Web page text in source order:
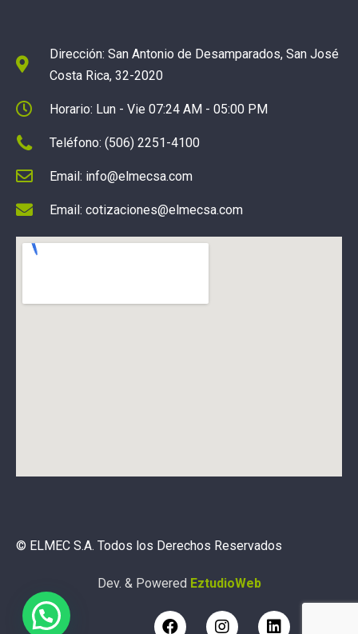
Dirección: San Antonio de Desamparados, San José
Costa Rica, 32-2020
Horario: Lun - Vie 07:24 AM - 05:00 PM
Teléfono: (506) 2251-4100
Email: info@elmecsa.com
Email: cotizaciones@elmecsa.com
© ELMEC S.A. Todos los Derechos Reservados
Dev. & Powered EztudioWeb